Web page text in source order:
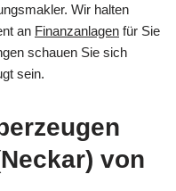
Wir halten
an Finanzanlagen für Sie
schauen Sie sich
sein.
von